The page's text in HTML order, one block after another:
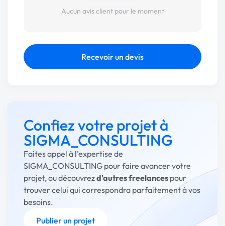
Aucun avis client pour le moment
Recevoir un devis
Confiez votre projet à
SIGMA_CONSULTING
Faites appel à l'expertise de
SIGMA_CONSULTING pour faire avancer votre
projet, ou découvrezd'autres freelances pour
trouver celui qui correspondra parfaitement à vos
besoins.
Publier un projet